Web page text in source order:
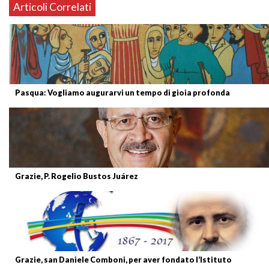
Articoli Correlati
Pasqua: Vogliamo augurarvi un tempo di gioia profonda
Grazie, P. Rogelio Bustos Juárez
Grazie, san Daniele Comboni, per aver fondato l’Istituto